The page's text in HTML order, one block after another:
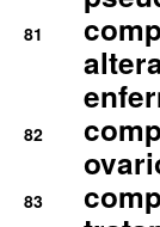
81
82
83